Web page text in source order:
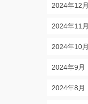
2024年12月
2024年11月
2024年10月
2024年9月
2024年8月